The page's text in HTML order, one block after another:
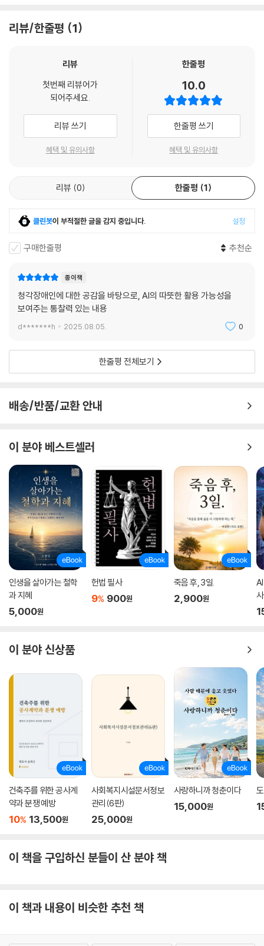
리뷰/한줄평 1
리뷰
첫번째 리뷰어가
되어주세요.
리뷰 쓰기
혜택 및 유의사항
한줄평
10.0
한줄평 쓰기
혜택 및 유의사항
리뷰 0 한줄평 1
클린봇이 부적절한 글을 감지 중입니다. 설정
구매한줄평 추천순
종이책
청각장애인에 대한 공감을 바탕으로, AI의 따뜻한 활용 가능성을
보여주는 통찰력 있는 내용
d*******h 2025.08.05. 0
한줄평 전체보기
배송/반품/교환 안내
이 분야 베스트셀러
인생을 살아가는 철학
과 지혜
5,000원
헌법 필사
9% 900원
죽음 후, 3일.
2,900원
이 분야 신상품
건축주를 위한 공사계
약과 분쟁 예방
10% 13,500원
사회복지시설문서정보
관리(6판)
25,000원
사랑하니까 청춘이다
15,000원
이 책을 구입하신 분들이 산 분야 책
이 책과 내용이 비슷한 추천 책